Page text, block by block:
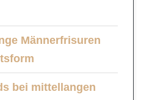
Männerfrisuren
bei mittellangen